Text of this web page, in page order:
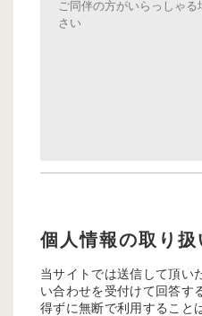
個人情報の取り扱
当サイトでは送信して頂い
い合わせを受付けて回答す
得ずに無断で利用すること